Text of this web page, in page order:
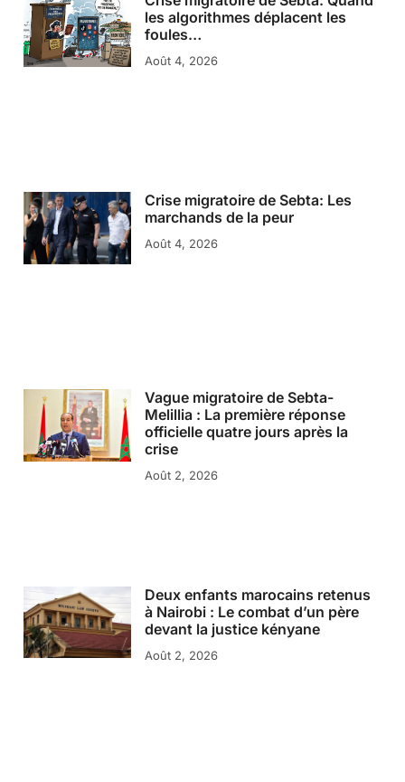
les algorithmes déplacent les
foules…
Août 4, 2026
Crise migratoire de Sebta: Les
marchands de la peur
Août 4, 2026
Vague migratoire de Sebta-
Melillia : La première réponse
officielle quatre jours après la
crise
Août 2, 2026
Deux enfants marocains retenus
à Nairobi : Le combat d’un père
devant la justice kényane
Août 2, 2026